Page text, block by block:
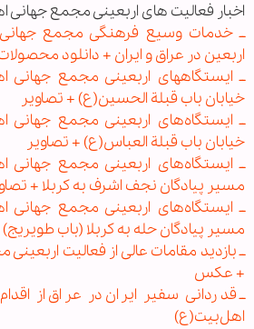
اخبار فعالیت های اربعینی مجمع جهانی
ــ خدمات وسیع فرهنگی مجمع جهانی
اربعین در عراق و ایران + دانلود
خیابان باب قبلة الحسین(ع) + تصاویر
خیابان باب‌ قبلة العباس(ع) + تصاویر
مسیر پیادگان نجف اشرف به کربلا +
مسیر پیادگان حله به کربلا (باب طویریج)
ــ بازدید مقامات عالی از فعالیت
+ عکس
ــ قدردانی سفیر ایران در عراق از
اهل‌بیت(ع)